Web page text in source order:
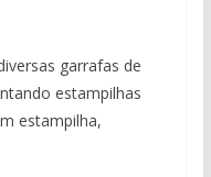
garrafas de
estampilhas
estampilha,